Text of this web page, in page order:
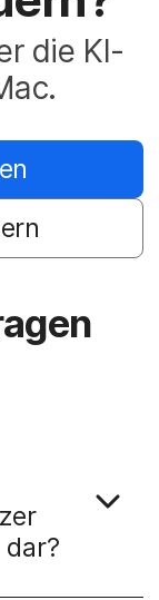
die KI-